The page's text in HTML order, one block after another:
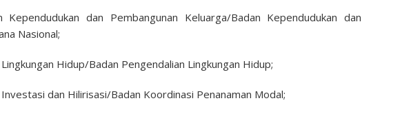
Kependudukan dan Pembangunan Keluarga/Badan Kependudukan dan
Nasional;
Hidup/Badan Pengendalian Lingkungan Hidup;
dan Hilirisasi/Badan Koordinasi Penanaman Modal;